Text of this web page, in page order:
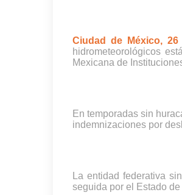
Ciudad de México,
hidrometeorológicos
Mexicana de
En temporadas sin
indemnizaciones por
La entidad federativa
seguida por el Estado